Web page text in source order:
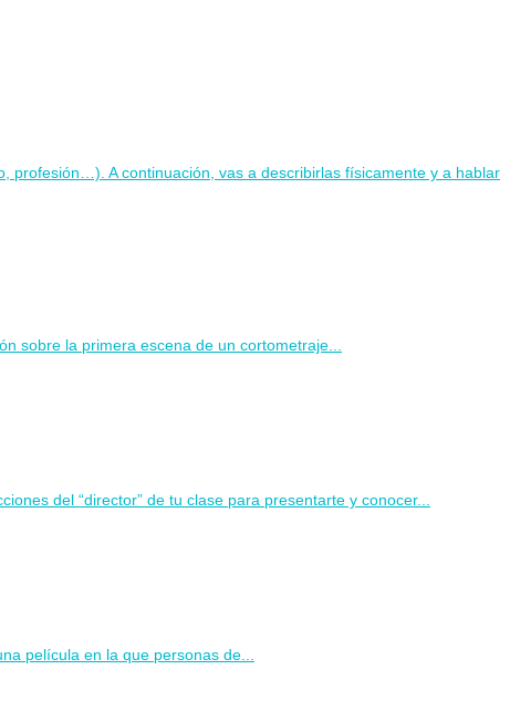
profesión…). A continuación, vas a describirlas físicamente y a hablar
sobre la primera escena de un cortometraje...
del “director” de tu clase para presentarte y conocer...
película en la que personas de...